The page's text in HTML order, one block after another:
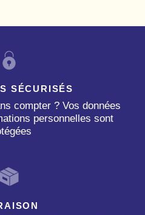
SÉCURISÉS
compter ? Vos données
personnelles sont